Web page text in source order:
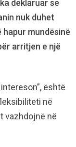
deklaruar se
nuk duhet
hapur mundësinë
arritjen e një
është
në
vazhdojnë në